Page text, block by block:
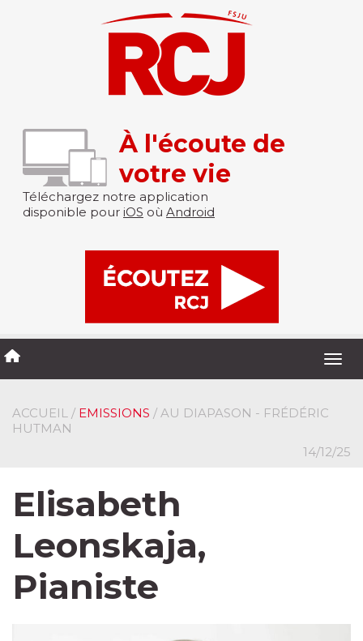
À l'écoute de
votre vie
Téléchargez notre application
disponible pour iOS où Android
ACCUEIL / EMISSIONS / AU DIAPASON - FRÉDÉRIC
HUTMAN
14/12/25
Elisabeth
Leonskaja,
Pianiste